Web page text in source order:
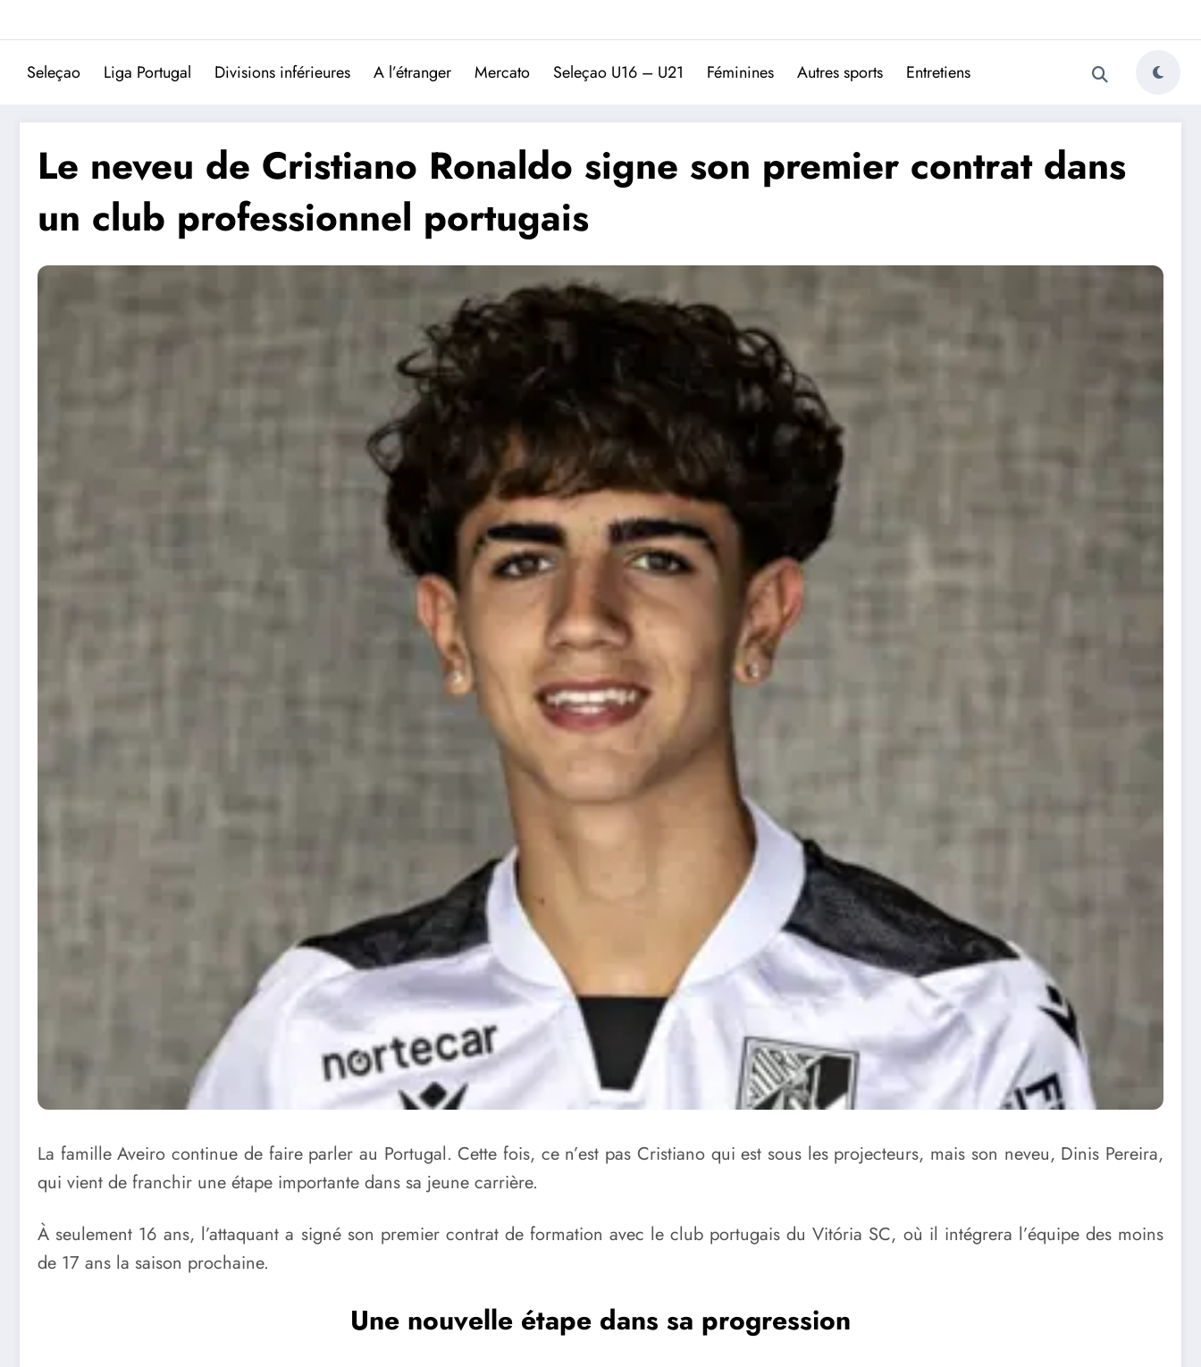
Trivela
L'actualité du football portugais
Seleçao Liga Portugal Divisions inférieures A l’étranger Mercato Seleçao U16 – U21 Féminines Autres sports Entretiens
Le neveu de Cristiano Ronaldo signe son premier contrat dans
un club professionnel portugais
La famille Aveiro continue de faire parler au Portugal. Cette fois, ce n’est pas Cristiano qui est sous les projecteurs, mais son neveu, Dinis Pereira,
qui vient de franchir une étape importante dans sa jeune carrière.
À seulement 16 ans, l’attaquant a signé son premier contrat de formation avec le club portugais du Vitória SC, où il intégrera l’équipe des moins
de 17 ans la saison prochaine.
Une nouvelle étape dans sa progression